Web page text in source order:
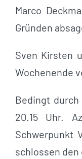
Marco
Gründen
Sven Kirsten
Wochenende
Bedingt
20.15 Uhr.
Schwerpunkt
schlossen den